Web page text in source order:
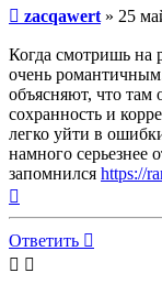
Сообщение
zacqawert » 25
Когда смотришь на
очень
объясняют, что там
сохранность и
легко уйти в
намного серьезнее
запомнился https://
началу
Ответить